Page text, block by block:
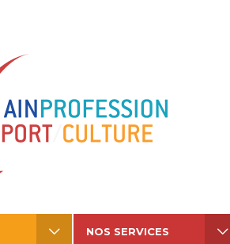
NOS SERVICES